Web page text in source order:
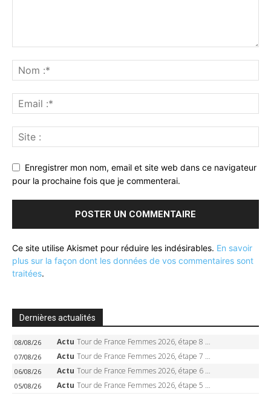
Enregistrer mon nom, email et site web dans ce navigateur
pour la prochaine fois que je commenterai.
Ce site utilise Akismet pour réduire les indésirables. En savoir
plus sur la façon dont les données de vos commentaires sont
traitées.
Dernières actualités
08/08/26 Actu Tour de France Femmes 2026, étape 8 – Demi Vollering gagne à Nice, reprend le jaune, Niewiadoma à 8 secondes
07/08/26 Actu Tour de France Femmes 2026, étape 7 – Kasia Niewiadoma gagne le Ventoux, maillot jaune, Reusser et Vollering piégées
06/08/26 Actu Tour de France Femmes 2026, étape 6 – Kim Le Court-Pienaar gagne à Tournon, Reusser en jaune
05/08/26 Actu Tour de France Femmes 2026, étape 5 – Demi Vollering gagne à Belleville, Reusser en jaune, Ferrand-Prévot coule